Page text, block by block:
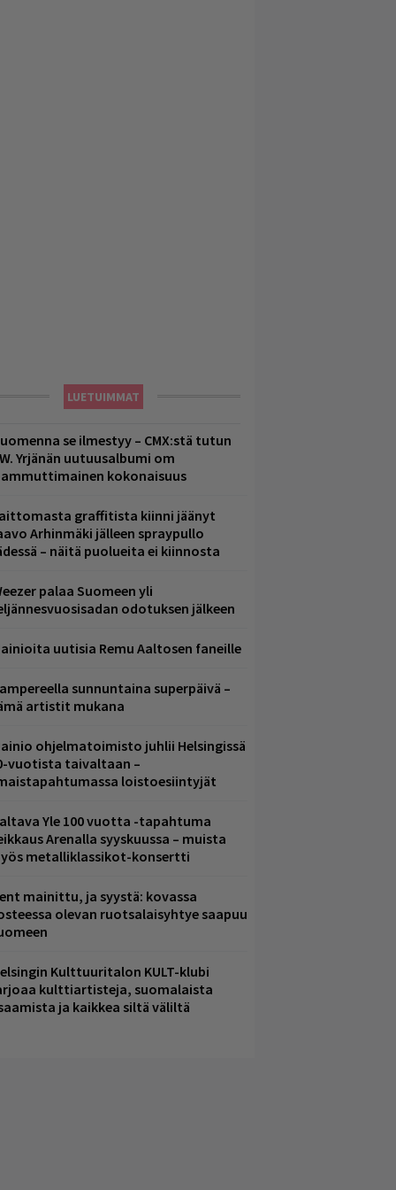
LUETUIMMAT
se ilmestyy – CMX:stä tutun
Yrjänän uutuusalbumi om
kokonaisuus
graffitista kiinni jäänyt
Arhinmäki jälleen spraypullo
– näitä puolueita ei kiinnosta
palaa Suomeen yli
odotuksen jälkeen
uutisia Remu Aaltosen faneille
sunnuntaina superpäivä –
artistit mukana
ohjelmatoimisto juhlii Helsingissä
vuotista taivaltaan –
loistoesiintyjät
Yle 100 vuotta -tapahtuma
Arenalla syyskuussa – muista
metalliklassikot-konsertti
mainittu, ja syystä: kovassa
olevan ruotsalaisyhtye saapuu
Kulttuuritalon KULT-klubi
kulttiartisteja, suomalaista
ja kaikkea siltä väliltä